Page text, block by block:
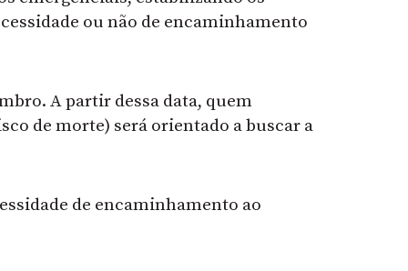
ou não de encaminhamento
A partir dessa data, quem
de morte) será orientado a buscar a
de encaminhamento ao